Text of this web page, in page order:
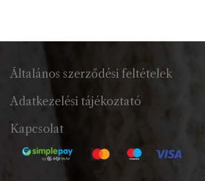
Általános szerződési feltételek
Adatkezelési tájékoztató
Kapcsolat